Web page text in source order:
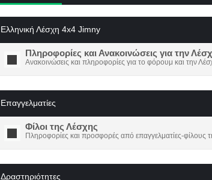
Ελληνική Λέσχη 4x4 Jimny
Πληροφορίες και Ανακοινώσεις για την
Ανακοινώσεις και πληροφορίες για το φόρουμ και την
Επαγγελματίες
Φίλοι της Λέσχης
Πληροφορίες και προσφορές από επαγγελματίες-φίλους
Δραστηριότητες